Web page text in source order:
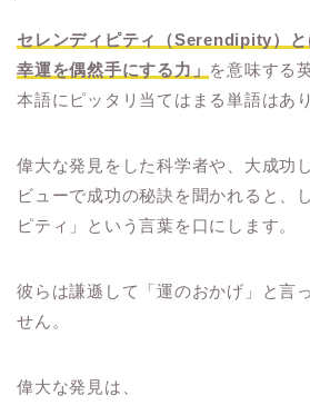
セレンディピティ（Serendipity）
幸運を偶然手にする力」 を意味する
本語にピッタリ当てはまる単語はあ
偉大な発見をした科学者や、大成功
ビューで成功の秘訣を聞かれると、
ピティ」という言葉を口にします。
彼らは謙遜して「運のおかげ」と言
せん。
偉大な発見は、